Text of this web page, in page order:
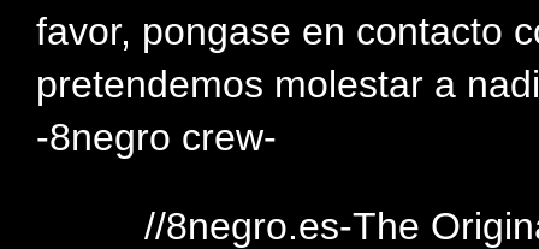
favor, pongase en contacto
pretendemos molestar a
-8negro crew-
//8negro.es-The